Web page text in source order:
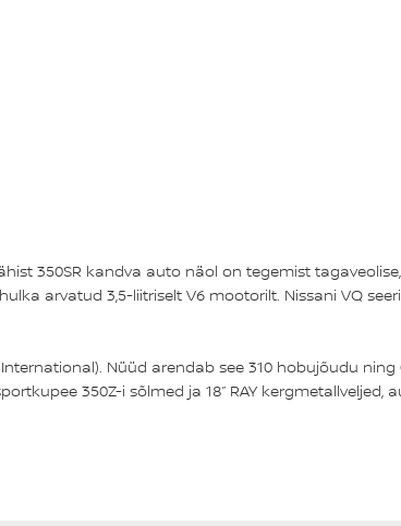
350SR kandva auto näol on tegemist
arvatud 3,5-liitriselt V6 mootorilt. Nissani VQ
Nüüd arendab see 310 hobujõudu
350Z-i sõlmed ja 18” RAY